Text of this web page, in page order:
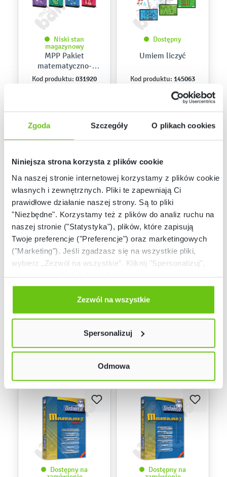
Zgoda Szczegóły O plikach cookies
Niniejsza strona korzysta z plików cookie
Na naszej stronie internetowej korzystamy z plików cookie:
własnych i zewnętrznych. Pliki te zapewniają Ci
prawidłowe działanie naszej strony. Są to pliki
"Niezbędne". Korzystamy też z plików do analiz ruchu na
naszej stronie ("Statystyka"), plików, które zapisują
Twoje preferencje ("Preferencje") oraz marketingowych
("Marketing"). Jeśli zgadzasz się na wszystkie pliki,
wybierz „Zezwól na wszystkie”. Kliknij "Spersonalizuj",
Odmów zgody poprzez przycisk „Odmowa”. Wtedy
użyjemy tylko plików niezbędnych dla naszej strony.
Twój wybór możesz zmienić przez kliknięcie przycisku w
Polityce prywatności
Zezwól na wszystkie
Spersonalizuj
Odmowa
Niski stan
magazynowy
MPP Pakiet
matematyczno-
przyrodniczy –
licencja dla
Kod produktu: 031920
Dostępny
Umiem liczyć
Kod produktu: 145063
Niski stan
magazynowy
liczyć – zestaw
Dostępny
Już Umiem
Matematyka (SP 4-6)
Dostępny na
Dostępny na